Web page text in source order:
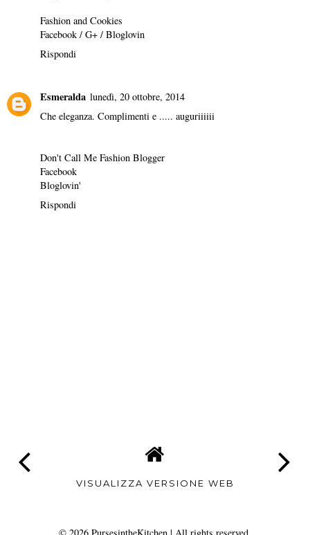
Fashion and Cookies
Facebook / G+ / Bloglovin
Rispondi
Esmeralda lunedì, 20 ottobre, 2014
Che eleganza. Complimenti e ..... auguriiiiii
Don't Call Me Fashion Blogger
Facebook
Bloglovin'
Rispondi
VISUALIZZA VERSIONE WEB
© 2026 PursesintheKitchen | All rights reserved.